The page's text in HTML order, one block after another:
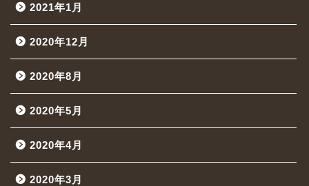
2021年1月
2020年12月
2020年8月
2020年5月
2020年4月
2020年3月